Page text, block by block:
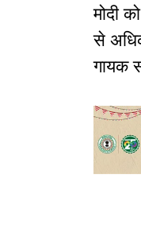
मोदी
से
गायक